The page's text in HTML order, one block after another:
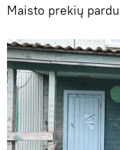
Maisto prekių